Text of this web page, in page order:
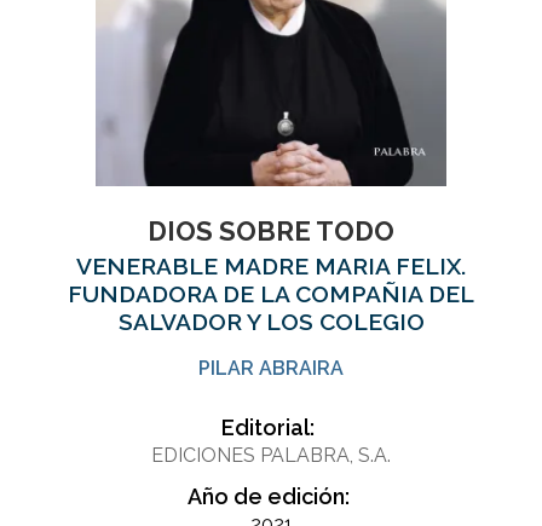
DIOS SOBRE TODO
VENERABLE MADRE MARIA FELIX.
FUNDADORA DE LA COMPAÑIA DEL
SALVADOR Y LOS COLEGIO
PILAR ABRAIRA
Editorial:
EDICIONES PALABRA, S.A.
Año de edición: